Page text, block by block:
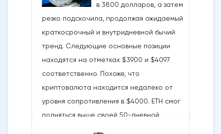
в 3800 долларов, а затем
резко подскочила, продолжая ожидаемый
краткосрочный и внутридневной бычий
тренд. Следующие основные позиции
находятся на отметках $3900 и $4097
соответственно. Похоже, что
криптовалюта находится недалеко от
уровня сопротивления в $4000. ETH смог
подняться выше своей 50-дневной